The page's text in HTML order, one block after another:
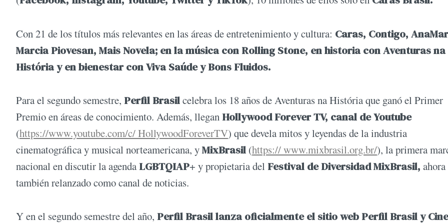
Con 21 de los títulos más relevantes en las áreas de entretenimiento y cultura: Caras, Contigo,
Marcia Piovesan, Mais Novela; en la música con Rolling Stone, en historia con Aventuras na
História y en bienestar con Viva Saúde y Bons Fluidos.
Para el segundo semestre, Perfil Brasilcelebra los 18 años de Aventuras na História que ganó el Primer
Premio en áreas de conocimiento. Además, llegan Hollywood Forever TV, canal de Youtube
(https://www.youtube.com/c/ HollywoodForeverTV) que devela mitos y leyendas de la industria
cinematográfica y musical norteamericana, yMixBrasil (https:// www.mixbrasil.org.br/), la primera
nacional en discutir la agenda LGBTQIAP+ y propietaria del Festival de Diversidad MixBrasil, ahora
también relanzado como canal de noticias.
Y en el segundo semestre del año, Perfil Brasil lanza oficialmente el sitio web Perfil Brasil y